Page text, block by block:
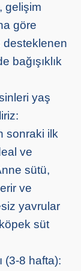
gelişim
göre
desteklenen
bağışıklık
yaş
sonraki ilk
ve
sütü,
ve
yavrular
süt
(3-8 hafta):